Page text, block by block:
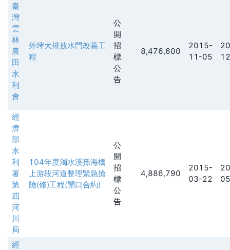
臺
灣
雲
林
農
田
水
利
會
外埤大排放水門改善工
程
公
開
招
標
公
告
8,476,600
2015-
11-05
經
濟
部
水
利
署
第
四
河
川
局
104年度濁水溪孫海橋
上游段河道整理緊急搶
險(修)工程(開口合約)
公
開
招
標
公
告
4,886,790
2015-
03-22
經